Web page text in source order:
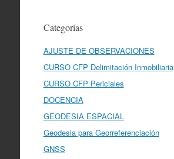
Categorías
AJUSTE DE OBSERVACIONES
CURSO CFP Delimitación Inmobiliaria
CURSO CFP Periciales
DOCENCIA
GEODESIA ESPACIAL
Geodesia para Georreferenciación
GNSS